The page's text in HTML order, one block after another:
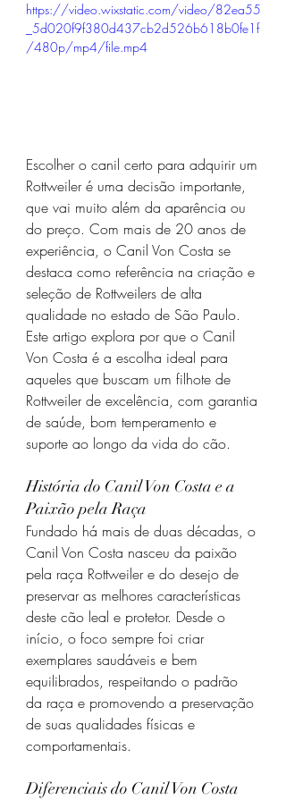
https://video.wixstatic.com/video/82ea55
_5d020f9f380d437cb2d526b618b0fe1f
/480p/mp4/file.mp4
Escolher o canil certo para adquirir um
Rottweiler é uma decisão importante,
que vai muito além da aparência ou
do preço. Com mais de 20 anos de
experiência, o Canil Von Costa se
destaca como referência na criação e
seleção de Rottweilers de alta
qualidade no estado de São Paulo.
Este artigo explora por que o Canil
Von Costa é a escolha ideal para
aqueles que buscam um filhote de
Rottweiler de excelência, com garantia
de saúde, bom temperamento e
suporte ao longo da vida do cão.
História do Canil Von Costa e a
Paixão pela Raça
Fundado há mais de duas décadas, o
Canil Von Costa nasceu da paixão
pela raça Rottweiler e do desejo de
preservar as melhores características
deste cão leal e protetor. Desde o
início, o foco sempre foi criar
exemplares saudáveis e bem
equilibrados, respeitando o padrão
da raça e promovendo a preservação
de suas qualidades físicas e
comportamentais.
Diferenciais do Canil Von Costa